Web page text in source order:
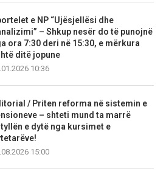
e NP “Ujësjellësi dhe
– Shkup nesër do të punojnë
ora 7:30 deri në 15:30, e mërkura
ditë jopune
10:36
/ Priten reforma në sistemin e
– shteti mund ta marrë
e dytë nga kursimet e
15:00